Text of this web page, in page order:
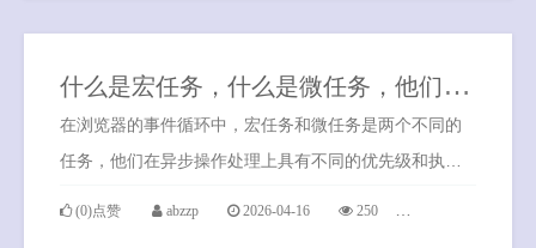
什
么是宏任务，什么是微任务，他们在事件循环中的角色和区别？
在浏览器的事件循环中，宏任务和微任务是两个不同的
任务，他们在异步操作处理上具有不同的优先级和执行
(0)点赞 abzzp 2026-04-16 250